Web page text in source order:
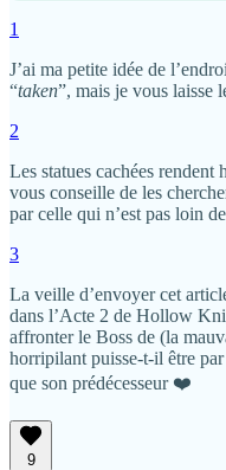
1
J’ai ma petite idée de
“taken”, mais je vous laisse
2
Les statues cachées
vous conseille de les
par celle qui n’est pas loin
3
La veille d’envoyer cet
dans l’Acte 2 de Hollow
affronter le Boss de (la
horripilant puisse-t-il être
que son prédécesseur ❤️
9